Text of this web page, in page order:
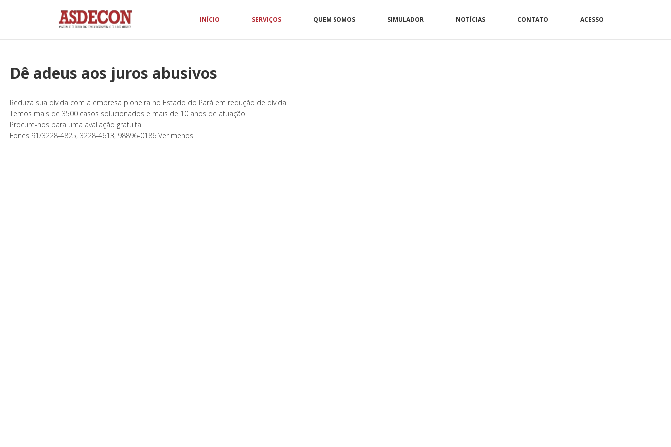
INÍCIO SERVIÇOS QUEM SOMOS SIMULADOR NOTÍCIAS CONTATO ACESSO
Dê adeus aos juros abusivos
Reduza sua dívida com a empresa pioneira no Estado do Pará em redução de dívida.
Temos mais de 3500 casos solucionados e mais de 10 anos de atuação.
Procure-nos para uma avaliação gratuita.
Fones 91/3228-4825, 3228-4613, 98896-0186 Ver menos